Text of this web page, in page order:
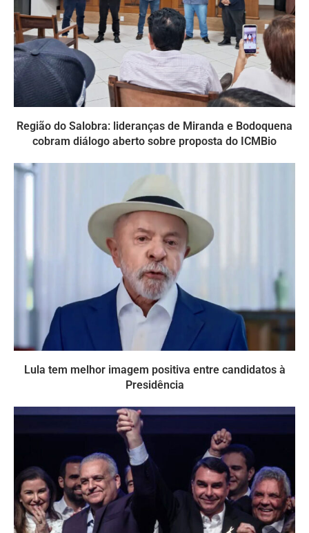
Região do Salobra: lideranças de Miranda e Bodoquena
cobram diálogo aberto sobre proposta do ICMBio
Lula tem melhor imagem positiva entre candidatos à
Presidência